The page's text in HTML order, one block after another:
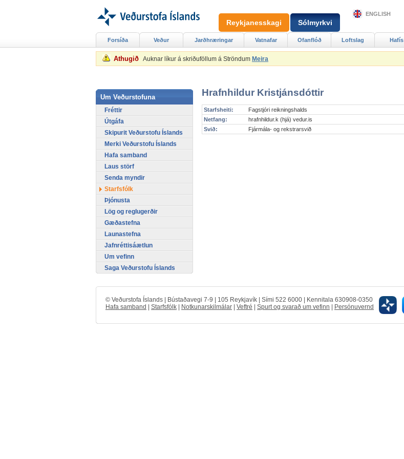
Athugið Auknar líkur á skriðuföllum á Ströndum Meira
Hrafnhildur Kristjánsdóttir
Starfsheiti:
Fagstjóri reikningshalds
Netfang:
hrafnhildur.k (hjá) vedur.is
Svið:
Fjármála- og rekstrarsvið
Forsíða Veður Jarðhræringar Vatnafar Ofanflóð Loftslag Hafís
Um Veðurstofuna
Fréttir
Útgáfa
Skipurit Veðurstofu Íslands
Merki Veðurstofu Íslands
Hafa samband
Laus störf
Senda myndir
Starfsfólk
Þjónusta
Lög og reglugerðir
Gæðastefna
Launastefna
Jafnréttisáætlun
Um vefinn
Saga Veðurstofu Íslands
Reykjanesskagi Sólmyrkvi
ENGLISH
© Veðurstofa Íslands | Bústaðavegi 7-9 | 105 Reykjavík | Sími 522 6000 | Kennitala 630908-0350
Hafa samband | Starfsfólk | Notkunarskilmálar | Veftré | Spurt og svarað um vefinn | Persónuvernd